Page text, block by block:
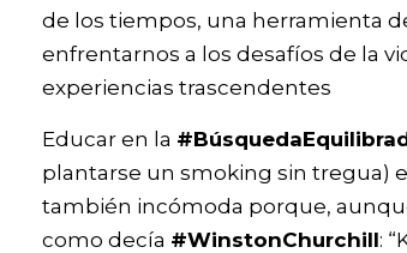
de los tiempos, una herramienta
enfrentarnos a los desafíos de la
experiencias trascendentes
Educar en la
plantarse un smoking sin tregua)
también incómoda porque,
como decía #WinstonChurchill: